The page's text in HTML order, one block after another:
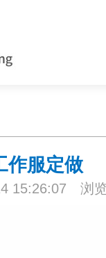
作服定做
15:26:07 浏